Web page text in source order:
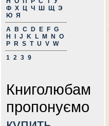
Ф Х Ц Ч Ш Щ Э
Ю Я
A
B C D E F G
H
J K L M N
O
P
R S T U V W
1 2 3 9
Книголюбам
пропонуємо